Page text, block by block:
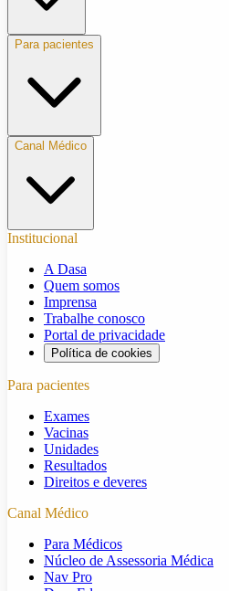
Para pacientes
Canal Médico
Institucional
A Dasa
Quem somos
Imprensa
Trabalhe conosco
Portal de privacidade
Política de cookies
Para pacientes
Exames
Vacinas
Unidades
Resultados
Direitos e deveres
Canal Médico
Para Médicos
Núcleo de Assessoria Médica
Nav Pro